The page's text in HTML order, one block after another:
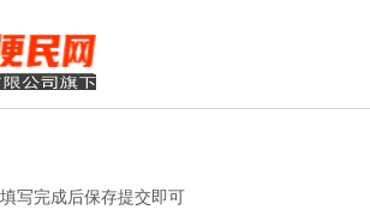
写完成后保存提交即可